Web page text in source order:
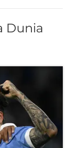
Dunia